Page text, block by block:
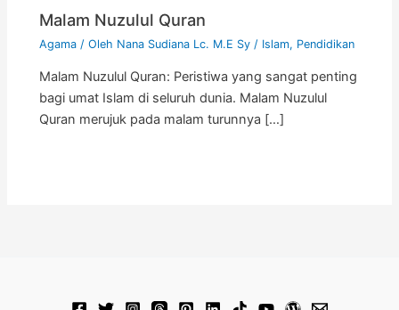
Malam Nuzulul Quran
Agama / Oleh Nana Sudiana Lc. M.E Sy / Islam, Pendidikan
Malam Nuzulul Quran: Peristiwa yang sangat penting
bagi umat Islam di seluruh dunia. Malam Nuzulul
Quran merujuk pada malam turunnya […]